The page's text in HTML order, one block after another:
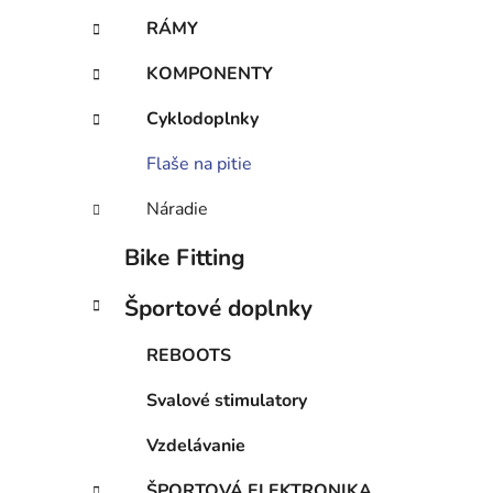
l
RÁMY
KOMPONENTY
Cyklodoplnky
Flaše na pitie
Náradie
Bike Fitting
Športové doplnky
REBOOTS
Svalové stimulatory
Vzdelávanie